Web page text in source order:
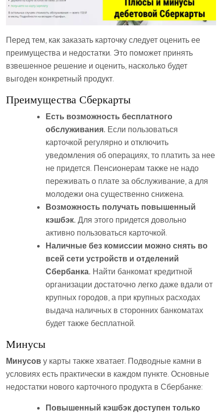
Перед тем, как заказать карточку следует оценить ее
преимущества и недостатки. Это поможет принять
взвешенное решение и оценить, насколько будет
выгоден конкретный продукт.
Преимущества Сберкарты
Есть возможность бесплатного
обслуживания. Если пользоваться
карточкой регулярно и отключить
уведомления об операциях, то платить за нее
не придется. Пенсионерам также не надо
переживать о плате за обслуживание, а для
молодежи она существенно снижена.
Возможность получать повышенный
кэшбэк. Для этого придется довольно
активно пользоваться карточкой.
Наличные без комиссии можно снять во
всей сети устройств и отделений
Сбербанка. Найти банкомат кредитной
организации достаточно легко даже вдали от
крупных городов, а при крупных расходах
выдача наличных в сторонних банкоматах
будет также бесплатной.
Минусы
Минусов у карты также хватает. Подводные камни в
условиях есть практически в каждом пункте. Основные
недостатки нового карточного продукта в Сбербанке:
Повышенный кэшбэк доступен только